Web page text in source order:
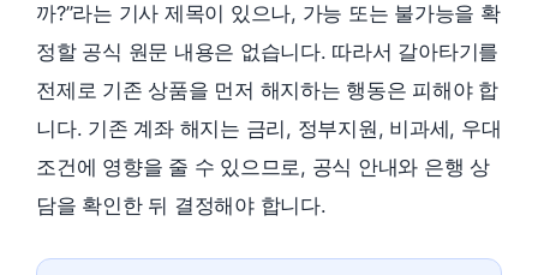
까?”라는 기사 제목이 있으나, 가능 또는 불가능을 확
정할 공식 원문 내용은 없습니다. 따라서 갈아타기를
전제로 기존 상품을 먼저 해지하는 행동은 피해야 합
니다. 기존 계좌 해지는 금리, 정부지원, 비과세, 우대
조건에 영향을 줄 수 있으므로, 공식 안내와 은행 상
담을 확인한 뒤 결정해야 합니다.